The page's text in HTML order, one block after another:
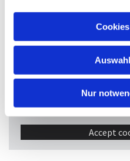
Nur
Bitte akzeptieren Sie
Accept